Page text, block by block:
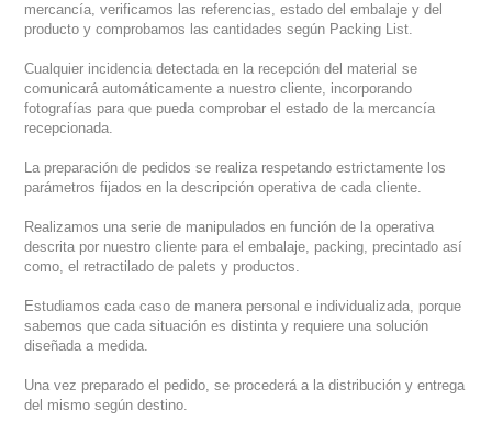
mercancía, verificamos las referencias, estado del embalaje y del
producto y comprobamos las cantidades según Packing List.
Cualquier incidencia detectada en la recepción del material se
comunicará automáticamente a nuestro cliente, incorporando
fotografías para que pueda comprobar el estado de la mercancía
recepcionada.
La preparación de pedidos se realiza respetando estrictamente los
parámetros fijados en la descripción operativa de cada cliente.
Realizamos una serie de manipulados en función de la operativa
descrita por nuestro cliente para el embalaje, packing, precintado así
como, el retractilado de palets y productos.
Estudiamos cada caso de manera personal e individualizada, porque
sabemos que cada situación es distinta y requiere una solución
diseñada a medida.
Una vez preparado el pedido, se procederá a la distribución y entrega
del mismo según destino.